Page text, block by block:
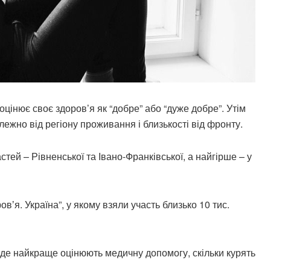
своє здоров’я як “добре” або “дуже добре”. Утім
від регіону проживання і близькості від фронту.
– Рівненської та Івано-Франківської, а найгірше – у
Україна”, у якому взяли участь близько 10 тис.
найкраще оцінюють медичну допомогу, скільки курять